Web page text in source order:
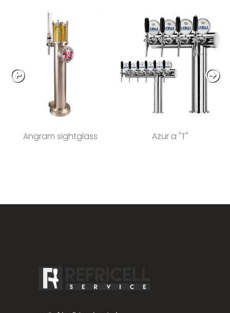
Angram sightglass Azur a "T"